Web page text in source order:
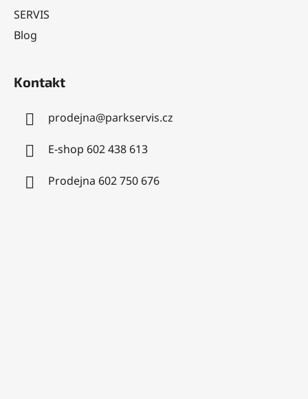
SERVIS
Blog
Kontakt
prodejna@parkservis.cz
E-shop 602 438 613
Prodejna 602 750 676